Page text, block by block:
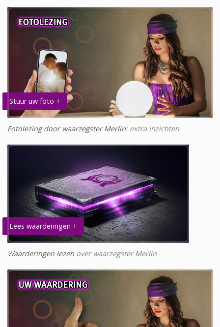
Stuur uw foto +
Fotolezing door waarzegster Merlin: extra inzichten
Lees waarderingen +
Waarderingen lezen over waarzegster Merlin